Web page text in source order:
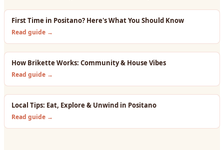
First Time in Positano? Here's What You Should Know
Read guide →
How Brikette Works: Community & House Vibes
Read guide →
Local Tips: Eat, Explore & Unwind in Positano
Read guide →